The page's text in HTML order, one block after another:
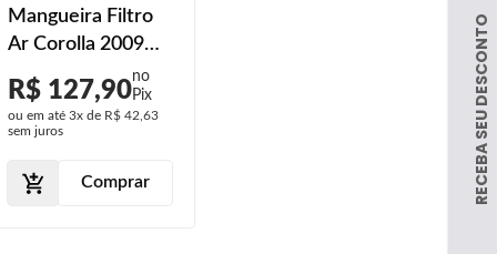
Mangueira Filtro
Ar Corolla 2009
R$ 127,90
ou em até 3x de R$ 42,63
sem juros
Comprar